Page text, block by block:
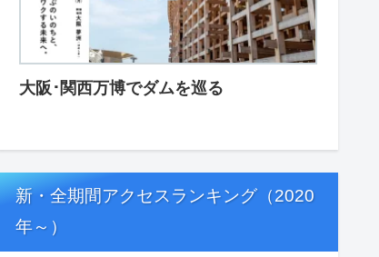
大阪･関西万博でダムを巡る
新・全期間アクセスランキング（2020
年～）